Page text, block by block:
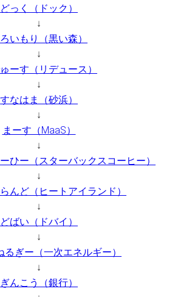
どっく（ドック）
↓
いもり（黒い森）
↓
ーす（リデュース）
↓
すなはま（砂浜）
↓
まーす（MaaS）
↓
ひー（スターバックスコーヒー）
↓
んど（ヒートアイランド）
↓
どばい（ドバイ）
↓
るぎー（一次エネルギー）
↓
ぎんこう（銀行）